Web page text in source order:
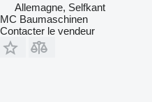
Allemagne, Selfkant
MC Baumaschinen
Contacter le vendeur